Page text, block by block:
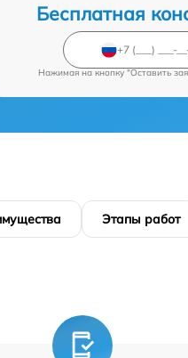
Бесплатная
Нажимая на кнопку "Оставить
Этапы работ